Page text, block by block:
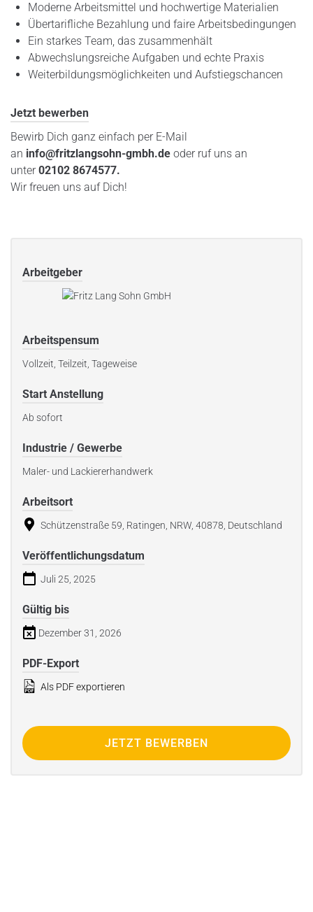
Moderne Arbeitsmittel und hochwertige Materialien
Übertarifliche Bezahlung und faire Arbeitsbedingungen
Ein starkes Team, das zusammenhält
Abwechslungsreiche Aufgaben und echte Praxis
Weiterbildungsmöglichkeiten und Aufstiegschancen
Jetzt bewerben
Bewirb Dich ganz einfach per E-Mail
an info@fritzlangsohn-gmbh.de oder ruf uns an
unter02102 8674577.
Wir freuen uns auf Dich!
Arbeitgeber
Arbeitspensum
Vollzeit, Teilzeit, Tageweise
Start Anstellung
Ab sofort
Industrie / Gewerbe
Maler- und Lackiererhandwerk
Arbeitsort
Schützenstraße 59, Ratingen, NRW, 40878, Deutschland
Veröffentlichungsdatum
Juli 25, 2025
Gültig bis
Dezember 31, 2026
PDF-Export
Als PDF exportieren
JETZT BEWERBEN